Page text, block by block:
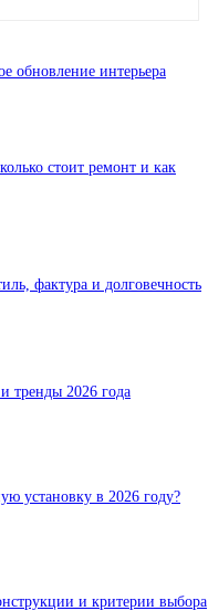
обновление интерьера
стоит ремонт и как
фактура и долговечность
тренды 2026 года
установку в 2026 году?
и критерии выбора